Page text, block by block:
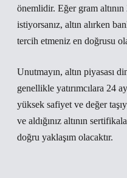
önemlidir. Eğer gram
istiyorsanız, altın alırken
tercih etmeniz en doğrusu
Unutmayın, altın piyasası
genellikle yatırımcılara 24
yüksek safiyet ve değer
ve aldığınız altının
doğru yaklaşım olacaktır.